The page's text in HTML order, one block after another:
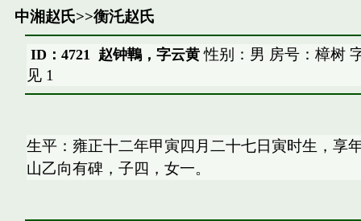
中湘赵氏>>衡汑赵氏
ID：4721 赵钟鷨，字云黄性别：男 房号：樟树
见 1
生平：雍正十二年甲寅四月二十七日寅时生，享
山乙向有碑，子四，女一。